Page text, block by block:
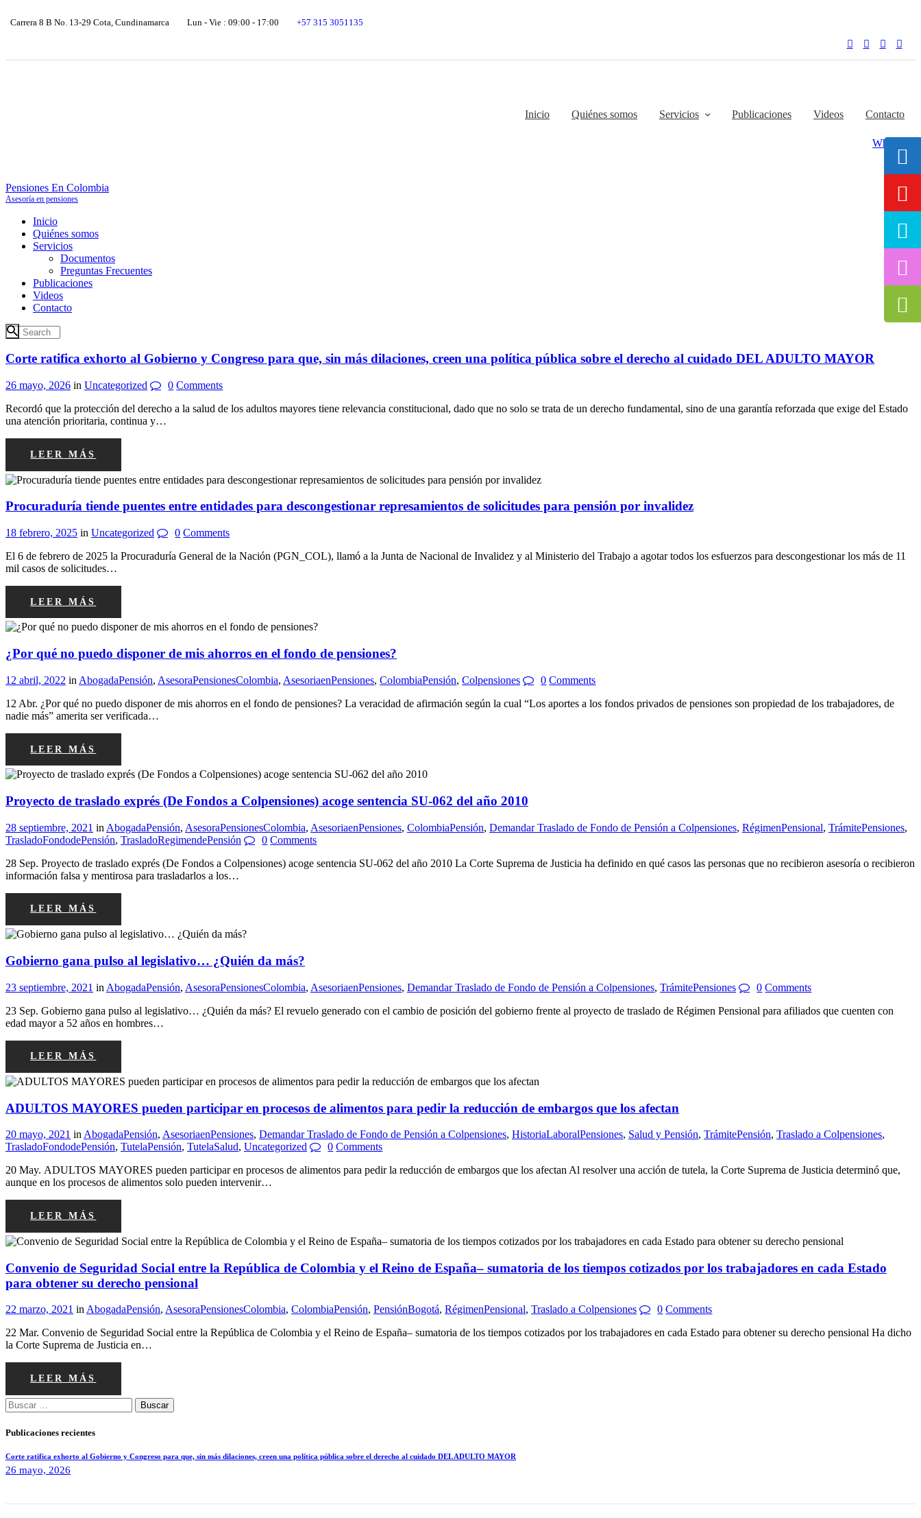
Carrera 8 B No. 13-29 Cota, Cundinamarca Lun - Vie : 09:00 - 17:00 +57 315 3051135
Inicio Quiénes somos Servicios Publicaciones Videos Contacto
Whatsapp
Pensiones En Colombia
Asesoría en pensiones
Inicio
Quiénes somos
Servicios
Documentos
Preguntas Frecuentes
Publicaciones
Videos
Contacto
Corte ratifica exhorto al Gobierno y Congreso para que, sin más dilaciones, creen una política pública sobre el derecho al cuidado DEL ADULTO MAYOR
26 mayo, 2026 in Uncategorized 0 Comments
Recordó que la protección del derecho a la salud de los adultos mayores tiene relevancia constitucional, dado que no solo se trata de un derecho fundamental, sino de una garantía reforzada que exige del Estado
una atención prioritaria, continua y…
LEER MÁS
Procuraduría tiende puentes entre entidades para descongestionar represamientos de solicitudes para pensión por invalidez
18 febrero, 2025 in Uncategorized 0 Comments
El 6 de febrero de 2025 la Procuraduría General de la Nación (PGN_COL), llamó a la Junta de Nacional de Invalidez y al Ministerio del Trabajo a agotar todos los esfuerzos para descongestionar los más de 11
mil casos de solicitudes…
LEER MÁS
¿Por qué no puedo disponer de mis ahorros en el fondo de pensiones?
12 abril, 2022 in AbogadaPensión, AsesoraPensionesColombia, AsesoriaenPensiones, ColombiaPensión, Colpensiones 0 Comments
12 Abr. ¿Por qué no puedo disponer de mis ahorros en el fondo de pensiones? La veracidad de afirmación según la cual “Los aportes a los fondos privados de pensiones son propiedad de los trabajadores, de
nadie más” amerita ser verificada…
LEER MÁS
Proyecto de traslado exprés (De Fondos a Colpensiones) acoge sentencia SU-062 del año 2010
28 septiembre, 2021 in AbogadaPensión, AsesoraPensionesColombia, AsesoriaenPensiones, ColombiaPensión, Demandar Traslado de Fondo de Pensión a Colpensiones, RégimenPensional, TrámitePensiones,
TrasladoFondodePensión, TrasladoRegimendePensión 0 Comments
28 Sep. Proyecto de traslado exprés (De Fondos a Colpensiones) acoge sentencia SU-062 del año 2010 La Corte Suprema de Justicia ha definido en qué casos las personas que no recibieron asesoría o recibieron
información falsa y mentirosa para trasladarlos a los…
LEER MÁS
Gobierno gana pulso al legislativo… ¿Quién da más?
23 septiembre, 2021 in AbogadaPensión, AsesoraPensionesColombia, AsesoriaenPensiones, Demandar Traslado de Fondo de Pensión a Colpensiones, TrámitePensiones 0 Comments
23 Sep. Gobierno gana pulso al legislativo… ¿Quién da más? El revuelo generado con el cambio de posición del gobierno frente al proyecto de traslado de Régimen Pensional para afiliados que cuenten con
edad mayor a 52 años en hombres…
LEER MÁS
ADULTOS MAYORES pueden participar en procesos de alimentos para pedir la reducción de embargos que los afectan
20 mayo, 2021 inAbogadaPensión, AsesoriaenPensiones, Demandar Traslado de Fondo de Pensión a Colpensiones, HistoriaLaboralPensiones, Salud y Pensión, TrámitePensión, Traslado a Colpensiones,
TrasladoFondodePensión, TutelaPensión, TutelaSalud, Uncategorized 0 Comments
20 May. ADULTOS MAYORES pueden participar en procesos de alimentos para pedir la reducción de embargos que los afectan Al resolver una acción de tutela, la Corte Suprema de Justicia determinó que,
aunque en los procesos de alimentos solo pueden intervenir…
LEER MÁS
Convenio de Seguridad Social entre la República de Colombia y el Reino de España– sumatoria de los tiempos cotizados por los trabajadores en cada Estado
para obtener su derecho pensional
22 marzo, 2021 in AbogadaPensión, AsesoraPensionesColombia, ColombiaPensión, PensiónBogotá, RégimenPensional, Traslado a Colpensiones 0 Comments
22 Mar. Convenio de Seguridad Social entre la República de Colombia y el Reino de España– sumatoria de los tiempos cotizados por los trabajadores en cada Estado para obtener su derecho pensional Ha dicho
la Corte Suprema de Justicia en…
LEER MÁS
Buscar:
Publicaciones recientes
Corte ratifica exhorto al Gobierno y Congreso para que, sin más dilaciones, creen una política pública sobre el derecho al cuidado DEL ADULTO MAYOR
26 mayo, 2026